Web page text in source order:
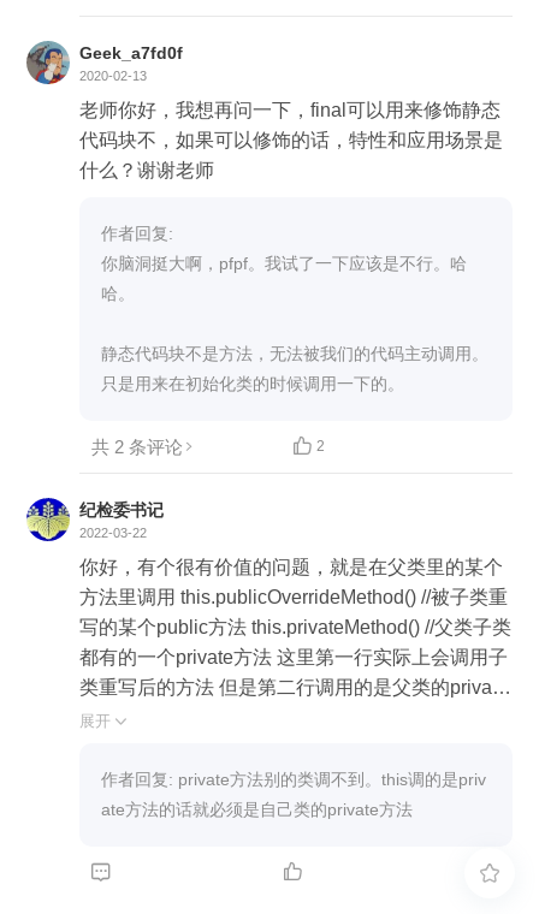
Geek_a7fd0f
2020-02-13
老师你好，我想再问一下，final可以用来修饰静态
代码块不，如果可以修饰的话，特性和应用场景是
什么？谢谢老师
作者回复:
你脑洞挺大啊，pfpf。我试了一下应该是不行。哈
哈。
静态代码块不是方法，无法被我们的代码主动调用。
只是用来在初始化类的时候调用一下的。
共 2 条评论  2
纪检委书记
2022-03-22
你好，有个很有价值的问题，就是在父类里的某个
方法里调用 this.publicOverrideMethod() //被子类重
写的某个public方法 this.privateMethod() //父类子类
都有的一个private方法 这里第一行实际上会调用子
类重写后的方法 但是第二行调用的是父类的private
方法 可否理解为当this调用private方法时，永远指
展开 
作者回复: private方法别的类调不到。this调的是priv
ate方法的话就必须是自己类的private方法
  